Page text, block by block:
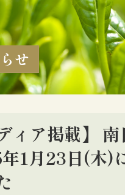
せ
ィア掲載】
1月23日(木)